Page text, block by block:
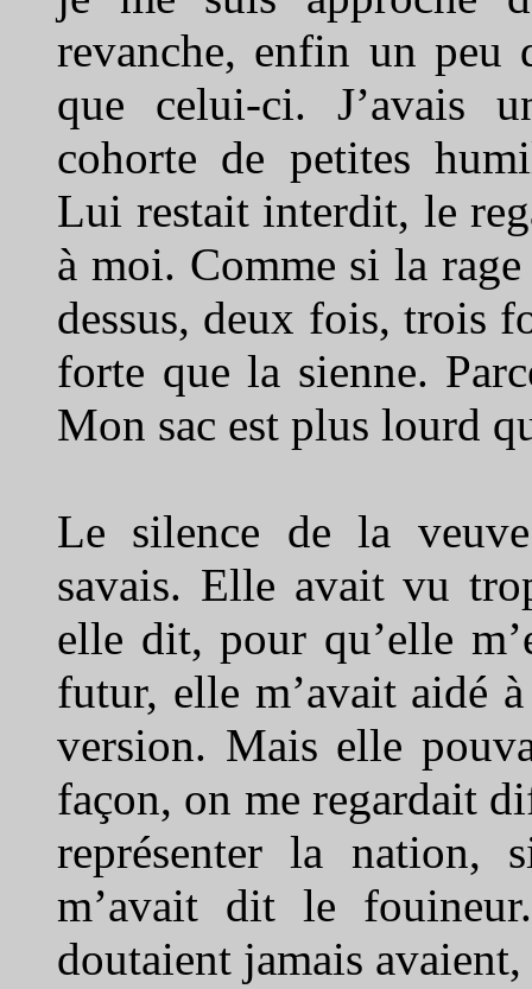
revanche, enfin un peu
que celui-ci. J’avais
cohorte de petites
Lui restait interdit, le
à moi. Comme si la
dessus, deux fois, trois
forte que la sienne.
Mon sac est plus lourd
Le silence de la
savais. Elle avait vu
elle dit, pour qu’elle
futur, elle m’avait aidé
version. Mais elle
façon, on me regardait
représenter la nation,
m’avait dit le
doutaient jamais